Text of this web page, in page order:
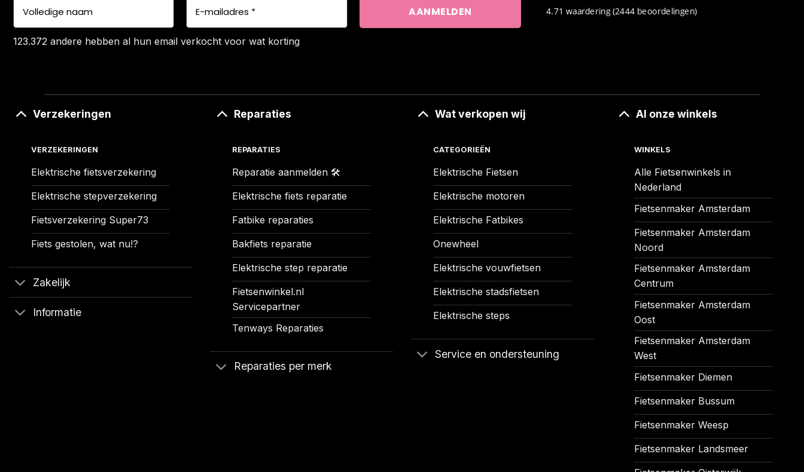
123.372 andere hebben al hun email verkocht voor wat korting
4.71 waardering (2444 beoordelingen)
Verzekeringen
VERZEKERINGEN
Elektrische fietsverzekering
Elektrische stepverzekering
Fietsverzekering Super73
Fiets gestolen, wat nu!?
Zakelijk
Informatie
Reparaties
REPARATIES
Reparatie aanmelden 🛠️
Elektrische fiets reparatie
Fatbike reparaties
Bakfiets reparatie
Elektrische step reparatie
Fietsenwinkel.nl
Servicepartner
Tenways Reparaties
Reparaties per merk
Wat verkopen wij
CATEGORIEËN
Elektrische Fietsen
Elektrische motoren
Elektrische Fatbikes
Onewheel
Elektrische vouwfietsen
Elektrische stadsfietsen
Elektrische steps
Service en ondersteuning
Al onze winkels
WINKELS
Alle Fietsenwinkels in
Nederland
Fietsenmaker Amsterdam
Fietsenmaker Amsterdam
Noord
Fietsenmaker Amsterdam
Centrum
Fietsenmaker Amsterdam
Oost
Fietsenmaker Amsterdam
West
Fietsenmaker Diemen
Fietsenmaker Bussum
Fietsenmaker Weesp
Fietsenmaker Landsmeer